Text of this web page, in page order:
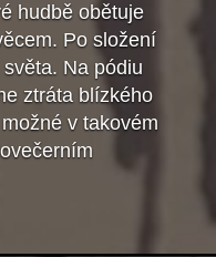
hudbě obětuje
Po složení
Na pódiu
ztráta blízkého
v takovém